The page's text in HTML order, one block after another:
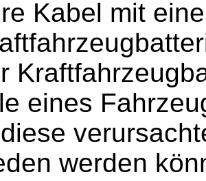
Kabel mit
eines
werden